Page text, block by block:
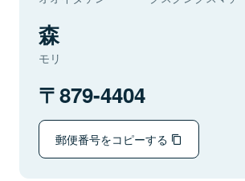
森
モリ
879-4404
郵便番号をコピーする